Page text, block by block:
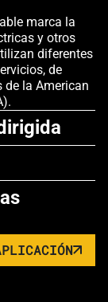
marca la
y otros
diferentes
de
de la American